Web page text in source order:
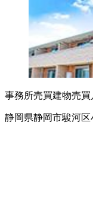
事務所売買建物売買
静岡県静岡市駿河